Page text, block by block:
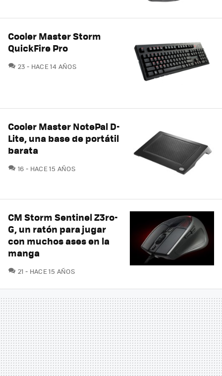
Cooler Master Storm
QuickFire Pro
23 COMENTARIOS
HACE 14 AÑOS
Cooler Master NotePal D-
Lite, una base de portátil
barata
16 COMENTARIOS
HACE 15 AÑOS
CM Storm Sentinel Z3ro-
G, un ratón para jugar
con muchos ases en la
manga
21 COMENTARIOS
HACE 15 AÑOS